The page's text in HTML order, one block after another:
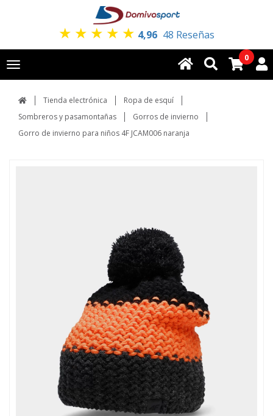
★ ★ ★ ★ ★ 4,96 48 Reseñas
Toggle
navigation
0
Tienda electrónica
Ropa de esquí
Sombreros y pasamontañas
Gorros de invierno
Gorro de invierno para niños 4F JCAM006 naranja